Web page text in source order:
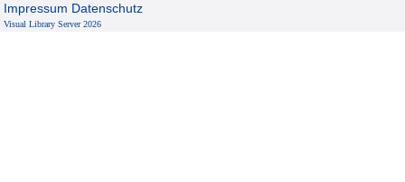
Impressum Datenschutz
Visual Library Server 2026